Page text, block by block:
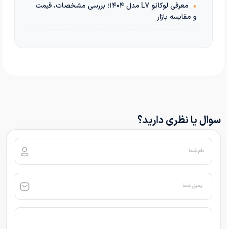
•
معرفی لوکانو L7 مدل ۱۴۰۴؛ بررسی مشخصات، قیمت
و مقایسه بازار
سوال یا نظری دارید؟
نام شما
ایمیل شما